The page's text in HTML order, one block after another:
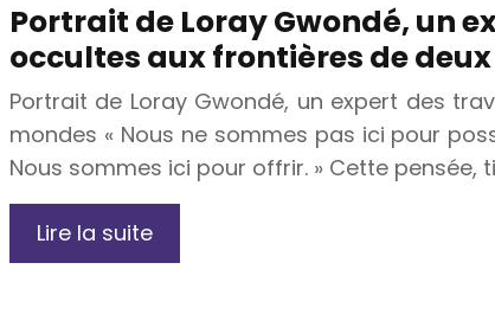
Portrait de Loray Gwondé, un
occultes aux frontières de
Portrait de Loray Gwondé, un expert des
mondes « Nous ne sommes pas ici pour
Nous sommes ici pour offrir. » Cette pensée,
Lire la suite